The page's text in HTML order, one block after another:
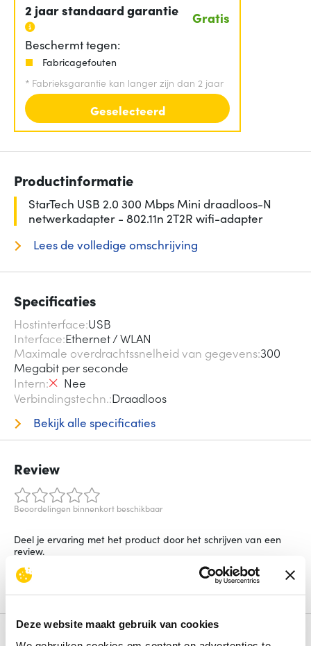
Deze website maakt gebruik van cookies
2 jaar standaard garantie Gratis
Beschermt tegen:
Fabricagefouten
* Fabrieksgarantie kan langer zijn dan 2 jaar
Geselecteerd
Productinformatie
StarTech USB 2.0 300 Mbps Mini draadloos-N
netwerkadapter - 802.11n 2T2R wifi-adapter
Lees de volledige omschrijving
Specificaties
Hostinterface USB
Interface Ethernet / WLAN
Maximale overdrachtssnelheid van gegevens300
Megabit per seconde
Intern
Nee
Verbindingstechn. Draadloos
Bekijk alle specificaties
Review
Beoordelingen binnenkort beschikbaar
Deel je ervaring met het product door het schrijven van een
review.
Schrijf een review